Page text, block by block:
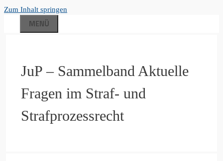
Zum Inhalt springen
MENÜ
JuP – Sammelband Aktuelle
Fragen im Straf- und
Strafprozessrecht